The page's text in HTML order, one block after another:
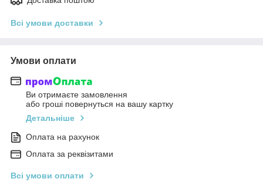
Всі умови доставки
Умови оплати
Ви отримаєте замовлення
або гроші повернуться на вашу картку
Детальніше
Оплата на рахунок
Оплата за реквізитами
Всі умови оплати